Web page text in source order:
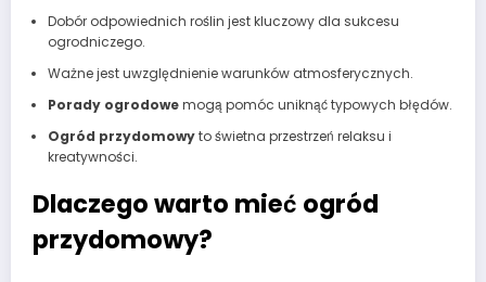
Dobór odpowiednich roślin jest kluczowy dla sukcesu
ogrodniczego.
Ważne jest uwzględnienie warunków atmosferycznych.
Porady ogrodowemogą pomóc uniknąć typowych błędów.
Ogród przydomowyto świetna przestrzeń relaksu i
kreatywności.
Dlaczego warto mieć ogród
przydomowy?